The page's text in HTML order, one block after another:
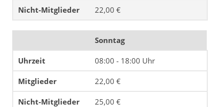
22,00 €
Sonntag
08:00 - 18:00 Uhr
22,00 €
25,00 €